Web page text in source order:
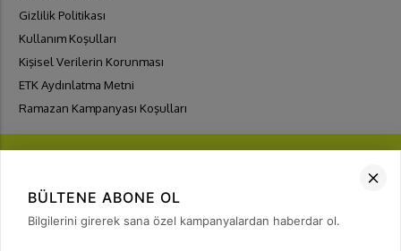
Gizlilik Politikası
Kullanım Koşulları
Kişisel Verilerin Korunması
ETK Aydınlatma Metni
Ramazan Kampanyası Koşulları
FIRSATLARIYAKALA
BÜLTENE ABONE OL
Bilgilerini girerek sana özel kampanyalardan haberdar ol.